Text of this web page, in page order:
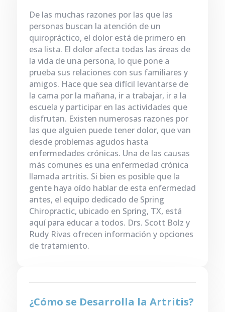
De las muchas razones por las que las
personas buscan la atención de un
quiropráctico, el dolor está de primero en
esa lista. El dolor afecta todas las áreas de
la vida de una persona, lo que pone a
prueba sus relaciones con sus familiares y
amigos. Hace que sea difícil levantarse de
la cama por la mañana, ir a trabajar, ir a la
escuela y participar en las actividades que
disfrutan. Existen numerosas razones por
las que alguien puede tener dolor, que van
desde problemas agudos hasta
enfermedades crónicas. Una de las causas
más comunes es una enfermedad crónica
llamada artritis. Si bien es posible que la
gente haya oído hablar de esta enfermedad
antes, el equipo dedicado de Spring
Chiropractic, ubicado en Spring, TX, está
aquí para educar a todos. Drs. Scott Bolz y
Rudy Rivas ofrecen información y opciones
de tratamiento.
¿Cómo se Desarrolla la Artritis?